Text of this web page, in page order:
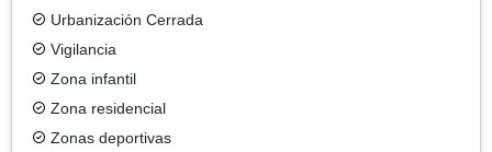
Urbanización Cerrada
Vigilancia
Zona infantil
Zona residencial
Zonas deportivas